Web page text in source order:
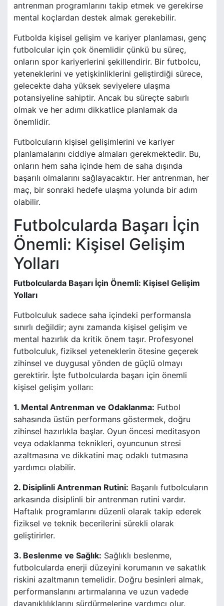
antrenman programlarını takip etmek ve gerekirse
mental koçlardan destek almak gerekebilir.
Futbolda kişisel gelişim ve kariyer planlaması, genç
futbolcular için çok önemlidir çünkü bu süreç,
onların spor kariyerlerini şekillendirir. Bir futbolcu,
yeteneklerini ve yetişkinliklerini geliştirdiği sürece,
gelecekte daha yüksek seviyelere ulaşma
potansiyeline sahiptir. Ancak bu süreçte sabırlı
olmak ve her adımı dikkatlice planlamak da
önemlidir.
Futbolcuların kişisel gelişimlerini ve kariyer
planlamalarını ciddiye almaları gerekmektedir. Bu,
onların hem saha içinde hem de saha dışında
başarılı olmalarını sağlayacaktır. Her antrenman, her
maç, bir sonraki hedefe ulaşma yolunda bir adım
olabilir.
Futbolcularda Başarı İçin
Önemli: Kişisel Gelişim
Yolları
Futbolcularda Başarı İçin Önemli: Kişisel Gelişim
Yolları
Futbolculuk sadece saha içindeki performansla
sınırlı değildir; aynı zamanda kişisel gelişim ve
mental hazırlık da kritik önem taşır. Profesyonel
futbolculuk, fiziksel yeteneklerin ötesine geçerek
zihinsel ve duygusal yönden de güçlü olmayı
gerektirir. İşte futbolcularda başarı için önemli
kişisel gelişim yolları:
1. Mental Antrenman ve Odaklanma: Futbol
sahasında üstün performans göstermek, doğru
zihinsel hazırlıkla başlar. Oyun öncesi meditasyon
veya odaklanma teknikleri, oyuncunun stresi
azaltmasına ve dikkatini maç odaklı tutmasına
yardımcı olabilir.
2. Disiplinli Antrenman Rutini: Başarılı futbolcuların
arkasında disiplinli bir antrenman rutini vardır.
Haftalık programlarını düzenli olarak takip ederek
fiziksel ve teknik becerilerini sürekli olarak
geliştirirler.
3. Beslenme ve Sağlık: Sağlıklı beslenme,
futbolcularda enerji düzeyini korumanın ve sakatlık
riskini azaltmanın temelidir. Doğru besinleri almak,
performanslarını artırmalarına ve uzun vadede
dayanıklılıklarını sürdürmelerine yardımcı olur.